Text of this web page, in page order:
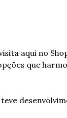
aqui no
que